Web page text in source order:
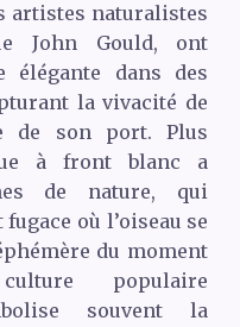
artistes naturalistes
John Gould, ont
élégante dans des
la vivacité de
de son port. Plus
à front blanc a
de nature, qui
où l’oiseau se
du moment
populaire
souvent la